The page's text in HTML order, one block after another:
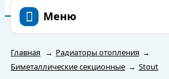
Меню
Главная → Радиаторы отопления →
Биметаллические секционные → Stout